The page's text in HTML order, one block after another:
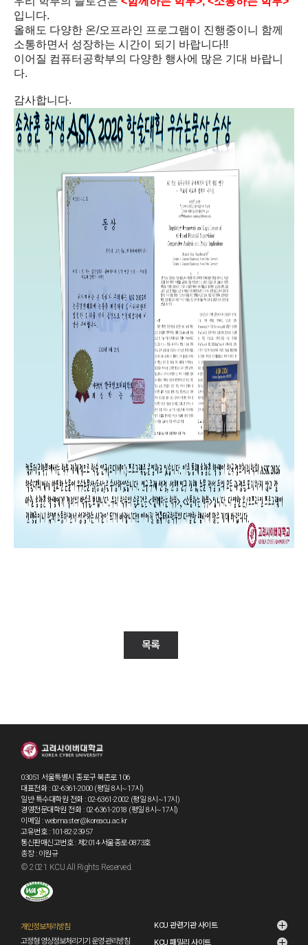
목록
03051 서울특별시 종로구 북촌로 106
대표전화 : 02-6361-2000 (평일 8시~17시)
일반·특수대학원 전화 : 02-6361-2002 (평일 8시~17시)
경영전문대학원 전화 : 02-6361-2018 (평일 8시~17시)
이메일 : webmaster@koreacu.ac.kr
고유번호 : 101-82-23957
통신판매신고번호 : 제2014-서울종로-0873호
총장 : 이원규
© 2021 KCU All Rights Reserved.
개인정보처리방침
고정형 영상정보처리기기 운영·관리방침
KCU 관련기관 사이트
KCU 패밀리 사이트